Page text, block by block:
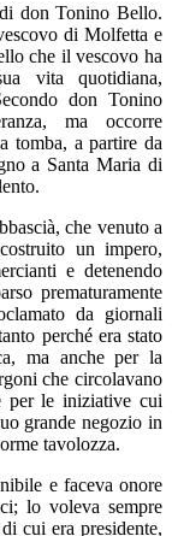
don Tonino Bello.
di Molfetta e
che il vescovo ha
vita quotidiana,
don Tonino
ma occorre
tomba, a partire da
a Santa Maria di
che venuto a
un impero,
e detenendo
prematuramente
da giornali
perché era stato
ma anche per la
che circolavano
per le iniziative cui
grande negozio in
tavolozza.
e faceva onore
lo voleva sempre
cui era presidente,